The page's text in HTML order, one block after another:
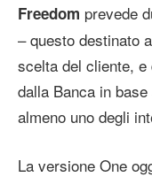
Freedom prevede
– questo destinato
scelta del cliente,
dalla Banca in
almeno uno degli
La versione One